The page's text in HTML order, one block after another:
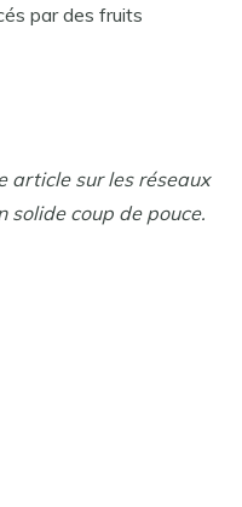
par des fruits
article sur les réseaux
solide coup de pouce.